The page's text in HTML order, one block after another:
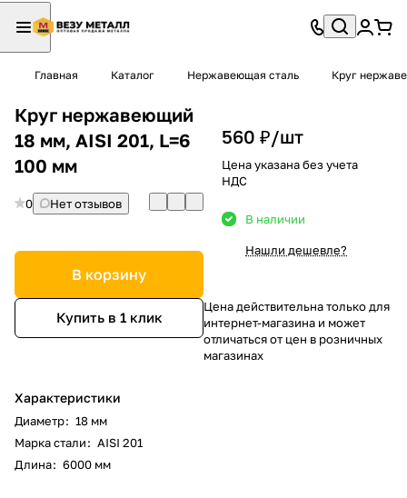
Главная Каталог Нержавеющая сталь Круг
Круг нержавеющий
18 мм, AISI 201, L=6
100 мм
0 Нет отзывов
В корзину
Купить в 1 клик
Характеристики
Диаметр: 18 мм
Марка стали: AISI 201
Длина: 6000 мм
560 ₽/шт
Цена указана без учета
НДС
В наличии
Нашли дешевле?
Цена действительна только для
интернет-магазина и может
отличаться от цен в розничных
магазинах